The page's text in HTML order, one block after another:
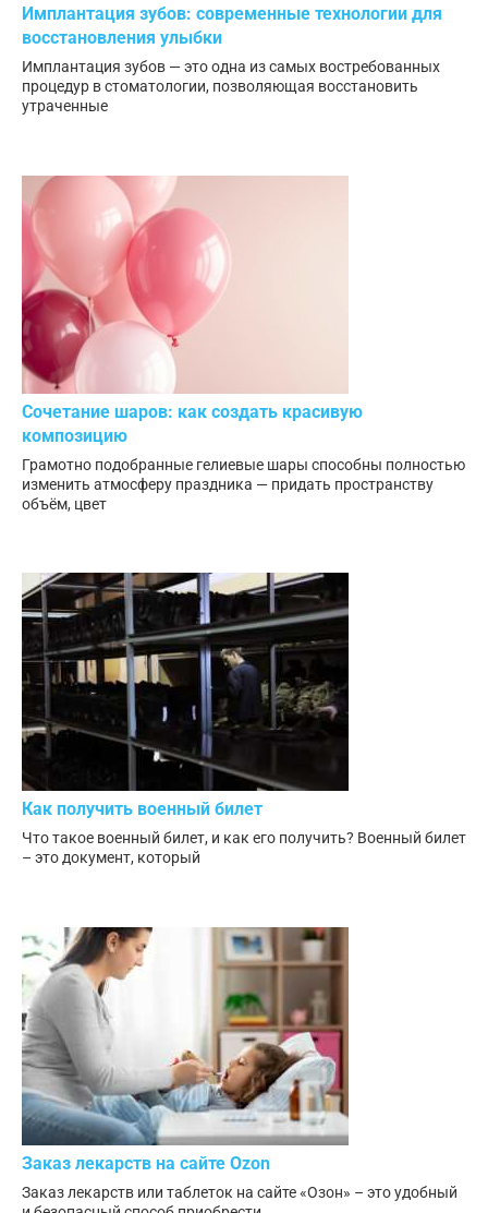
Имплантация зубов: современные технологии для
восстановления улыбки
Имплантация зубов — это одна из самых востребованных
процедур в стоматологии, позволяющая восстановить
утраченные
Сочетание шаров: как создать красивую
композицию
Грамотно подобранные гелиевые шары способны полностью
изменить атмосферу праздника — придать пространству
объём, цвет
Как получить военный билет
Что такое военный билет, и как его получить? Военный билет
– это документ, который
Заказ лекарств на сайте Ozon
Заказ лекарств или таблеток на сайте «Озон» – это удобный